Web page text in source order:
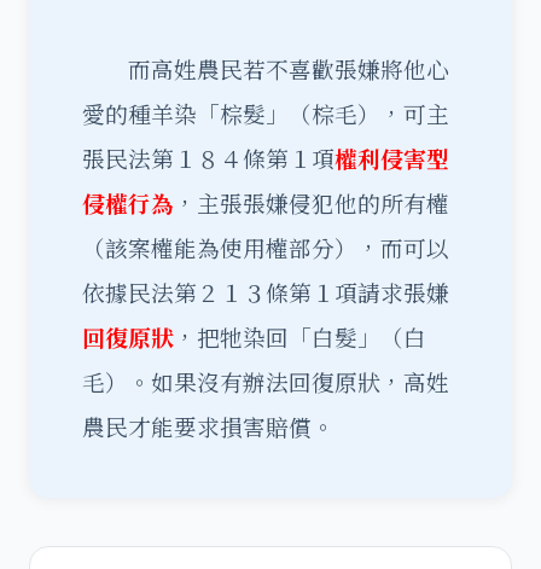
而高姓農民若不喜歡張嫌將他心
愛的種羊染「棕髮」（棕毛），可主
張民法第１８４條第１項權利侵害型
侵權行為 ，主張張嫌侵犯他的所有權
（該案權能為使用權部分），而可以
依據民法第２１３條第１項請求張嫌
回復原狀 ，把牠染回「白髮」（白
毛）。如果沒有辦法回復原狀，高姓
農民才能要求損害賠償。